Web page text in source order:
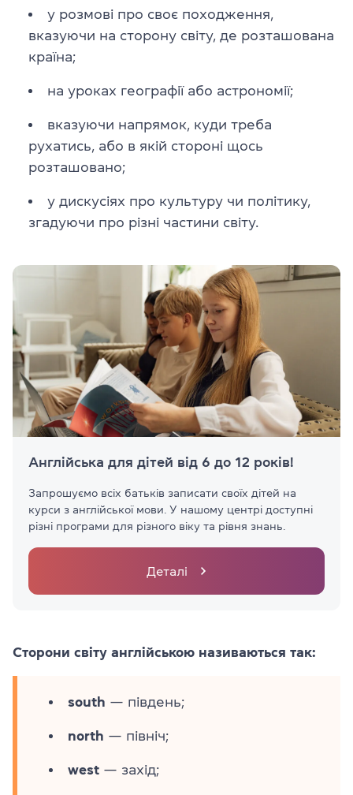
у розмові про своє походження,
вказуючи на сторону світу, де розташована
країна;
на уроках географії або астрономії;
вказуючи напрямок, куди треба
рухатись, або в якій стороні щось
розташовано;
у дискусіях про культуру чи політику,
згадуючи про різні частини світу.
Англійська для дітей від 6 до 12 років!
Запрошуємо всіх батьків записати своїх дітей на
курси з англійської мови. У нашому центрі доступні
різні програми для різного віку та рівня знань.
Деталі
Cторони світу англійською називаються так:
south — південь;
north — північ;
west — захід;